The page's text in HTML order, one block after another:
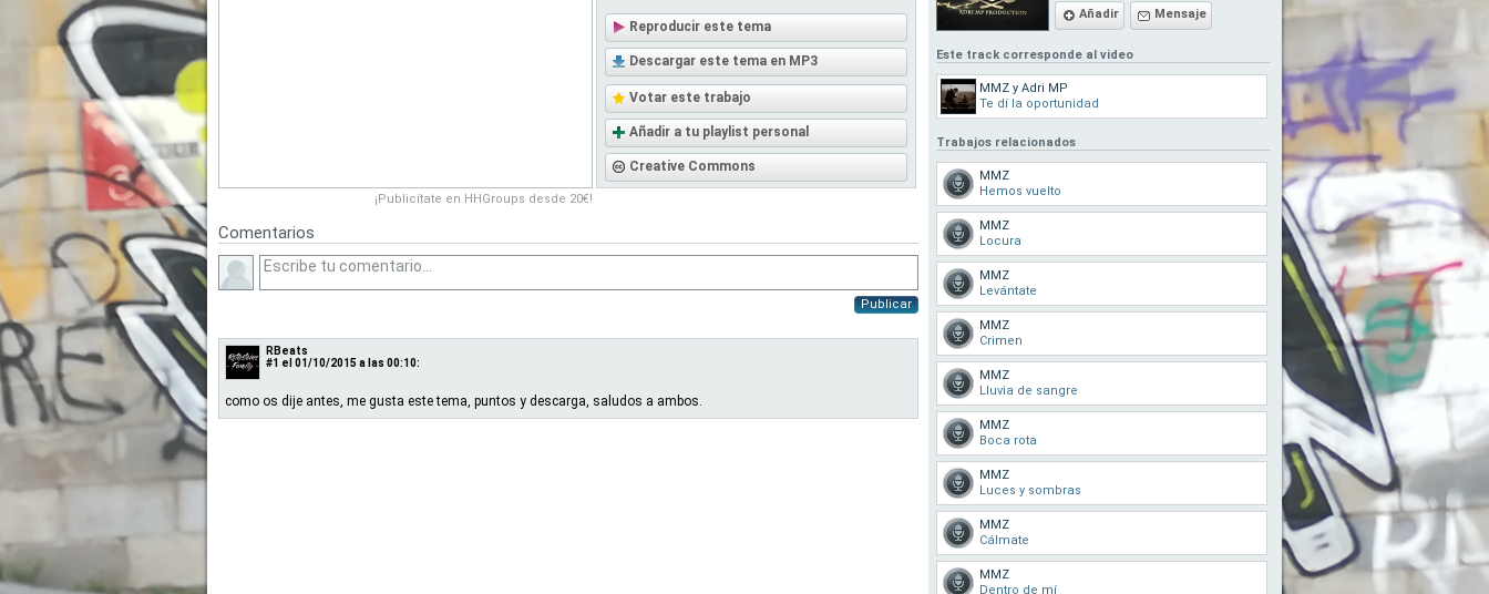
¡Publicítate en HHGroups desde 20€!
Reproducir este tema
Descargar este tema en MP3
Votar este trabajo
Añadir a tu playlist personal
Creative Commons
Comentarios
Publicar
RBeats
#1 el 01/10/2015 a las 00:10:
como os dije antes, me gusta este tema, puntos y descarga, saludos a ambos.
Añadir
Mensaje
Este track corresponde al video
MMZ y Adri MP
Te dí la oportunidad
Trabajos relacionados
MMZ
Hemos vuelto
MMZ
Locura
MMZ
Levántate
MMZ
Crimen
MMZ
Lluvia de sangre
MMZ
Boca rota
MMZ
Luces y sombras
MMZ
Cálmate
MMZ
Dentro de mí